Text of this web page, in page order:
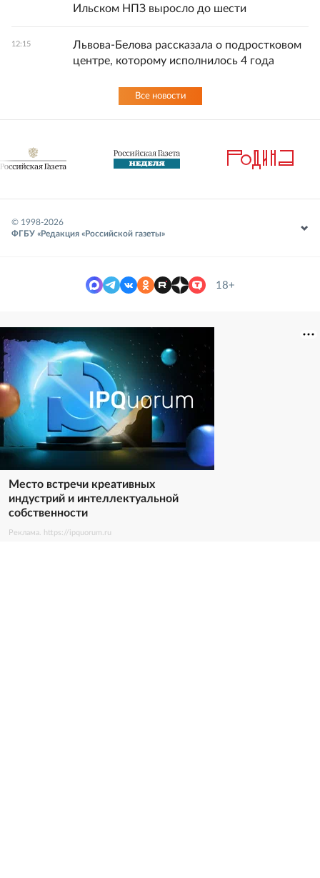
Ильском НПЗ выросло до шести
12:15
Львова-Белова рассказала о подростковом
центре, которому исполнилось 4 года
Все новости
© 1998-2026
ФГБУ «Редакция «Российской газеты»
18+
Место встречи креативных
индустрий и интеллектуальной
собственности
Реклама. https://ipquorum.ru